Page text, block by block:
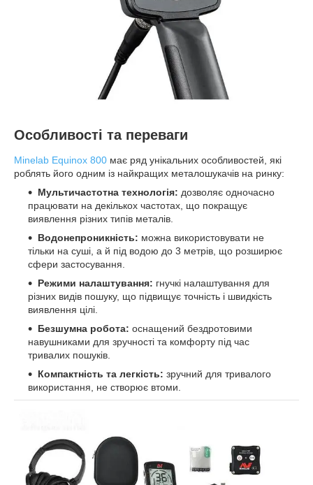
Особливості та переваги
Minelab Equinox 800 має ряд унікальних особливостей, які
роблять його одним із найкращих металошукачів на ринку:
Мультичастотна технологія: дозволяє одночасно
працювати на декількох частотах, що покращує
виявлення різних типів металів.
Водонепроникність: можна використовувати не
тільки на суші, а й під водою до 3 метрів, що розширює
сфери застосування.
Режими налаштування: гнучкі налаштування для
різних видів пошуку, що підвищує точність і швидкість
виявлення цілі.
Безшумна робота: оснащений бездротовими
навушниками для зручності та комфорту під час
тривалих пошуків.
Компактність та легкість: зручний для тривалого
використання, не створює втоми.